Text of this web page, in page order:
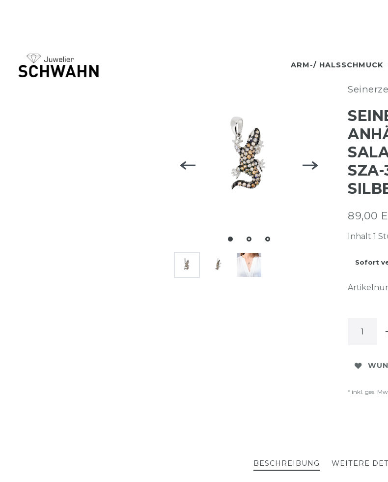
ARM-/ HALSSCHMUCK
SZA-
89,00
Inhalt 1
Sofort
* inkl. ges.
BESCHREIBUNG WEITERE